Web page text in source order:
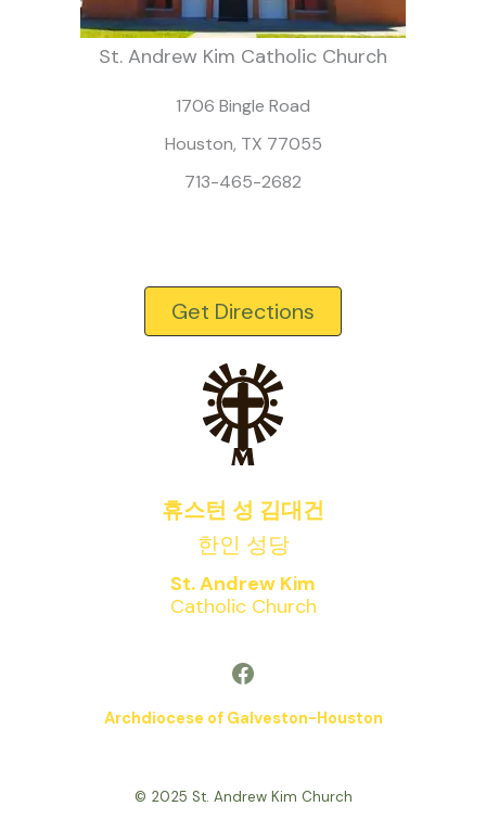
St. Andrew Kim Catholic Church
1706 Bingle Road
Houston, TX 77055
713-465-2682
Get Directions
휴스턴 성 김대건
한인 성당
St. Andrew Kim
Catholic Church
Facebook
Archdiocese of Galveston-Houston
© 2025 St. Andrew Kim Church